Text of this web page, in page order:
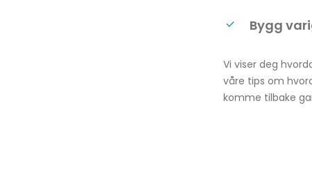
Bygg
Vi viser deg
våre tips om
komme tilbake